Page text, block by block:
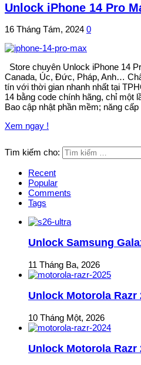
Unlock iPhone 14 Pro
16 Tháng Tám, 2024 0
Store chuyên Unlock iPhone 14
Canada, Úc, Đức, Pháp, Anh…
tín với thời gian nhanh nhất tại
14 bằng code chính hãng, chỉ một
Bao cập nhật phần mềm; năng
Xem ngay !
Tìm kiếm cho:
Recent
Popular
Comments
Tags
Unlock Samsung
11 Tháng Ba, 2026
Unlock Motorola Razr
10 Tháng Một, 2026
Unlock Motorola Razr